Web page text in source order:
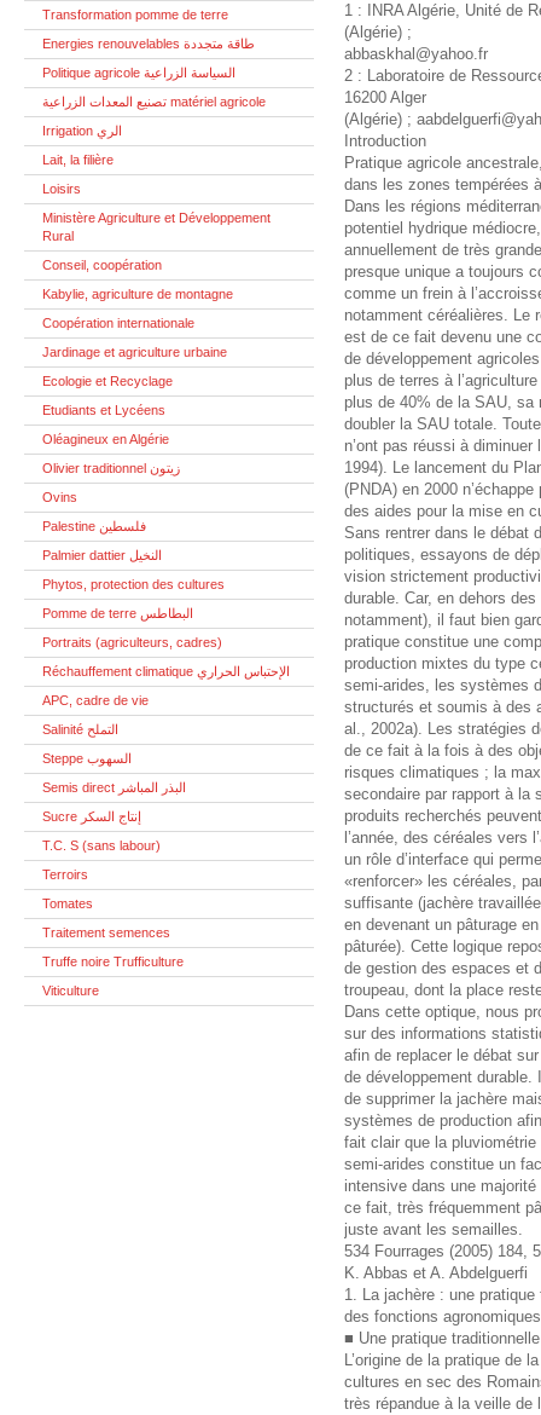
Transformation pomme de terre
Energies renouvelables طاقة متجددة
Politique agricole السياسة الزراعية
تصنيع المعدات الزراعية matériel agricole
Irrigation الري
Lait, la filière
Loisirs
Ministère Agriculture et Développement
Rural
Conseil, coopération
Kabylie, agriculture de montagne
Coopération internationale
Jardinage et agriculture urbaine
Ecologie et Recyclage
Etudiants et Lycéens
Oléagineux en Algérie
Olivier traditionnel زيتون
Ovins
Palestine فلسطين
Palmier dattier النخيل
Phytos, protection des cultures
Pomme de terre البطاطس
Portraits (agriculteurs, cadres)
Réchauffement climatique الإحتباس الحراري
APC, cadre de vie
Salinité التملح
Steppe السهوب
Semis direct البذر المباشر
Sucre إنتاج السكر
T.C. S (sans labour)
Terroirs
Tomates
Traitement semences
Truffe noire Trufficulture
Viticulture
1 : INRA Algérie, Unité de
(Algérie) ;
abbaskhal@yahoo.fr
2 : Laboratoire de
16200 Alger
(Algérie) ;
Introduction
Pratique agricole
dans les zones tempérées
Dans les régions
potentiel hydrique
annuellement de très
presque unique a toujours
comme un frein à
notamment céréalières. Le
est de ce fait devenu une
de développement
plus de terres à
plus de 40% de la SAU, sa
doubler la SAU totale.
n’ont pas réussi à
1994). Le lancement du
(PNDA) en 2000
des aides pour la mise en
Sans rentrer dans le débat
politiques, essayons de
vision strictement
durable. Car, en dehors
notamment), il faut bien
pratique constitue une
production mixtes du type
semi-arides, les systèmes
structurés et soumis à des
al., 2002a). Les stratégies
de ce fait à la fois à des
risques climatiques ; la
secondaire par rapport à la
produits recherchés
l’année, des céréales vers
un rôle d’interface qui
«renforcer» les céréales,
suffisante (jachère
en devenant un pâturage
pâturée). Cette logique
de gestion des espaces et
troupeau, dont la place
Dans cette optique, nous
sur des informations
afin de replacer le débat
de développement
de supprimer la jachère
systèmes de production
fait clair que la
semi-arides constitue un
intensive dans une
ce fait, très fréquemment
juste avant les semailles.
534 Fourrages (2005) 184,
K. Abbas et A. Abdelguerfi
1. La jachère : une
des fonctions
■ Une pratique traditionnelle
L’origine de la pratique de
cultures en sec des
très répandue à la veille de